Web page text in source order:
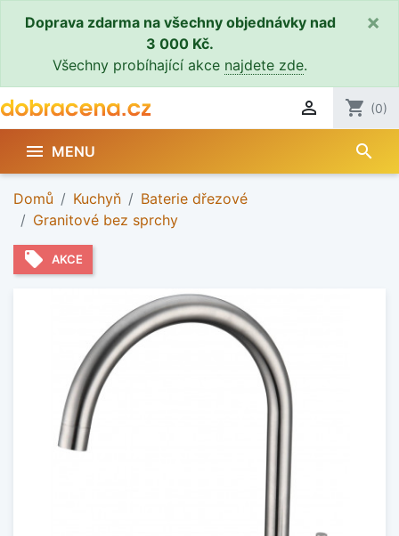
Doprava zdarma na všechny objednávky nad
3 000 Kč.
Všechny probíhající akce najdete zde.
×
 shopping_cart (0)
 MENU search
Domů Kuchyň
Baterie dřezové
Granitové bez sprchy
local_offer AKCE